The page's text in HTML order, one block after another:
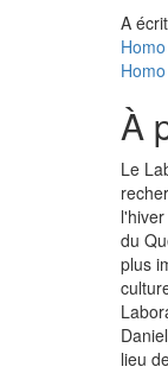
A
À
Le
du
plus
lieu